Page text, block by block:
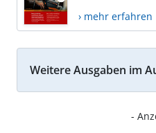
› mehr erfahren
Weitere Ausgaben im
-